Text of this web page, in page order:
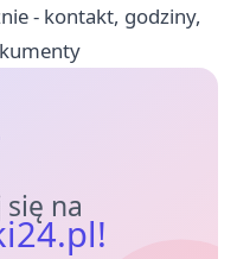
- kontakt, godziny,
na